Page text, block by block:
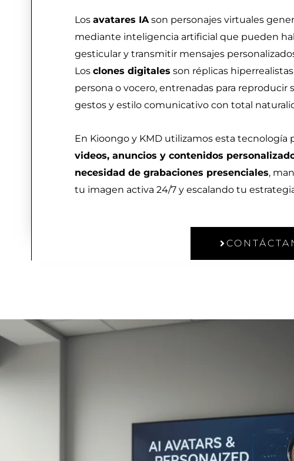
Los avatares IAson personajes virtuales
mediante inteligencia artificial que pueden
gesticular y transmitir mensajes
Los clones digitales son réplicas
persona o vocero, entrenadas para reproducir
gestos y estilo comunicativo con total
En Kioongo y KMD utilizamos esta tecnología
videos, anuncios y contenidos
necesidad de grabaciones presenciales,
tu imagen activa 24/7 y escalando tu